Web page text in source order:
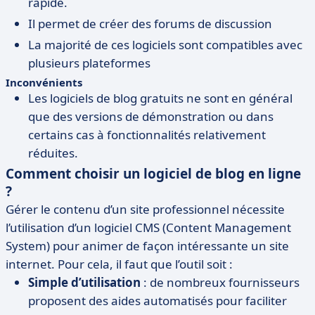
Il permet de créer des forums de discussion
La majorité de ces logiciels sont compatibles avec
plusieurs plateformes
Inconvénients
Les logiciels de blog gratuits ne sont en général
que des versions de démonstration ou dans
certains cas à fonctionnalités relativement
réduites.
Comment choisir un logiciel de blog en ligne
?
Gérer le contenu d’un site professionnel nécessite
l’utilisation d’un logiciel CMS (Content Management
System) pour animer de façon intéressante un site
internet. Pour cela, il faut que l’outil soit :
Simple d’utilisation : de nombreux fournisseurs
proposent des aides automatisés pour faciliter